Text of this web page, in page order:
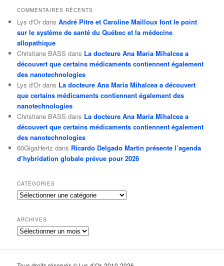
COMMENTAIRES RÉCENTS
Lys d'Or dansAndré Pitre et Caroline Mailloux font le point
sur le système de santé du Québec et la médecine
allopathique
Christiane BASS dans La docteure Ana Maria Mihalcea a
découvert que certains médicaments contiennent également
des nanotechnologies
Lys d'Or dans La docteure Ana Maria Mihalcea a découvert
que certains médicaments contiennent également des
nanotechnologies
Christiane BASS dans La docteure Ana Maria Mihalcea a
découvert que certains médicaments contiennent également
des nanotechnologies
60GigaHertz dans Ricardo Delgado Martin présente l’agenda
d’hybridation globale prévue pour 2026
CATÉGORIES
Catégories
ARCHIVES
Archives